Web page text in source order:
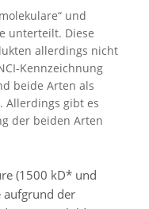
und
unterteilt. Diese
allerdings nicht
Kennzeichnung
beide Arten als
Allerdings gibt es
der beiden Arten
(1500 kD* und
aufgrund der